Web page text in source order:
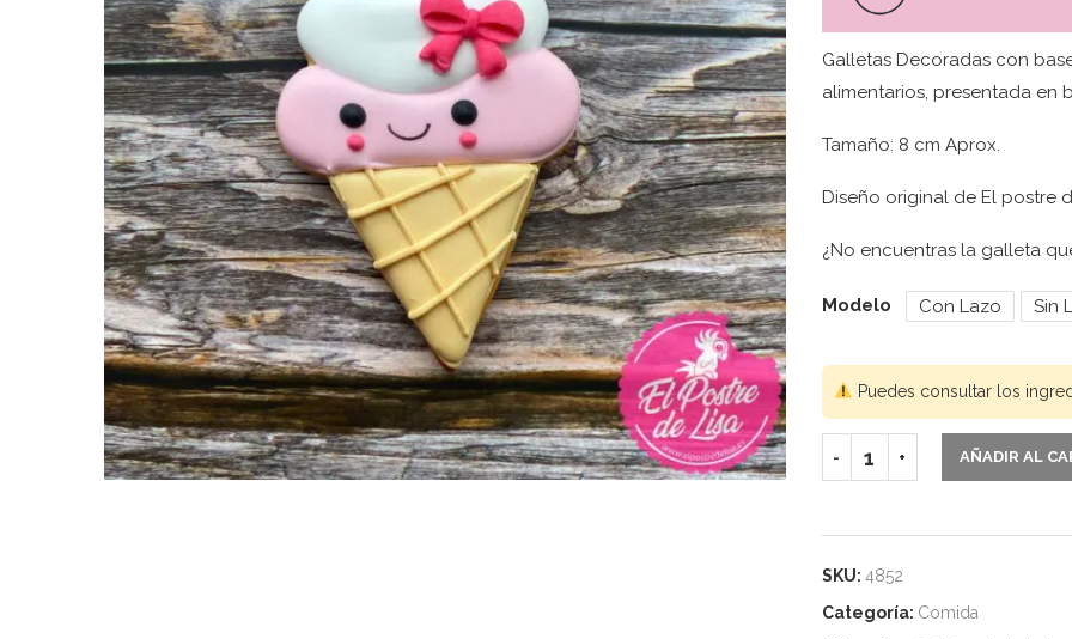
Galletas Decoradas con
alimentarios, presentada en
Tamaño: 8 cm Aprox.
Diseño original de El postre
¿No encuentras la galleta
Modelo Con Lazo Sin
Puedes consultar los
AÑADIR AL
SKU: 4852
Categoría: Comida